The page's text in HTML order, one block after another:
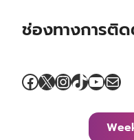
ช่องทางการติด
Facebook
X Instagram
TikTok
Mail